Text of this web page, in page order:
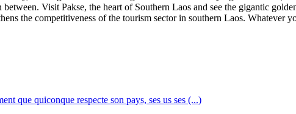
between. Visit Pakse, the heart of Southern Laos and see the gigantic
the competitiveness of the tourism sector in southern Laos. Whatever
que quiconque respecte son pays, ses us ses (...)